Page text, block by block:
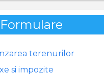
Formulare
terenurilor
si impozite